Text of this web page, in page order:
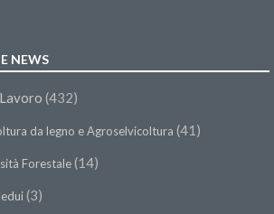
NEWS
(432)
da legno e Agroselvicoltura (41)
Forestale(14)
(3)